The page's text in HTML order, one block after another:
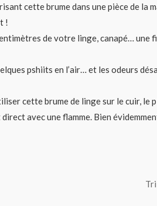
cette brume dans une pièce de la
!
de votre linge, canapé… une
pshiits en l’air… et les odeurs
cette brume de linge sur le cuir, le
avec une flamme. Bien